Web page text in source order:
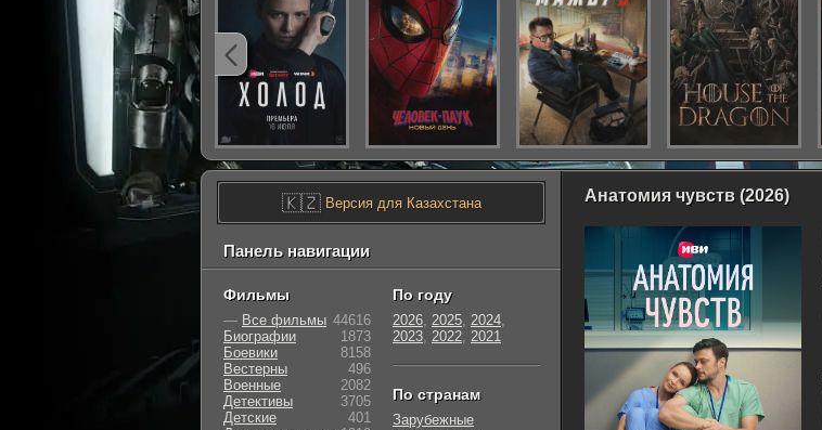
Анатомия чувств (2026)
🇰🇿Версия для Казахстана
Панель навигации
Фильмы
— Все фильмы 44616
Биографии
1873
Боевики
8158
Вестерны
496
Военные
2082
Детективы
3705
Детские
401
По году
2026, 2025, 2024,
2023, 2022, 2021
По странам
Зарубежные